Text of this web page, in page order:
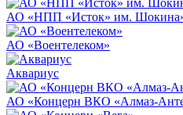
АО «НПП «Исток» им.
АО «Воентелеком»
Аквариус
АО «Концерн ВКО «Алмаз-